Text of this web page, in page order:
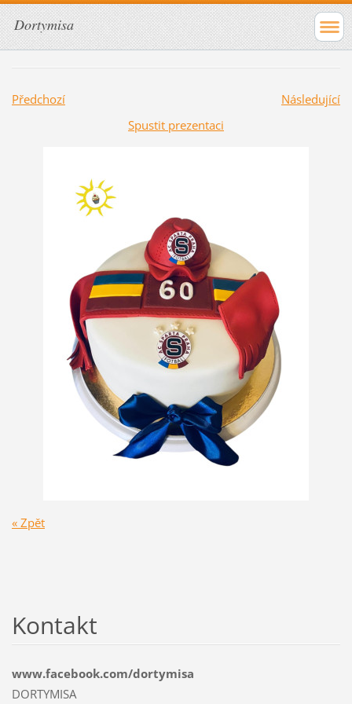
Dortymisa
Předchozí
Následující
Spustit prezentaci
« Zpět
Kontakt
www.facebook.com/dortymisa
DORTYMISA